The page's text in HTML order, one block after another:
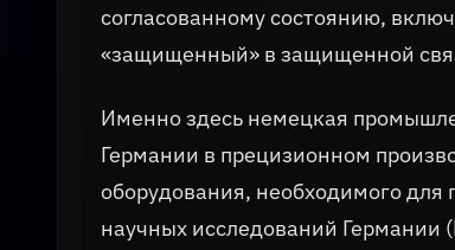
согласованному состоянию,
«защищенный» в защищенной
Именно здесь немецкая
Германии в прецизионном
оборудования, необходимого для
научных исследований Германии